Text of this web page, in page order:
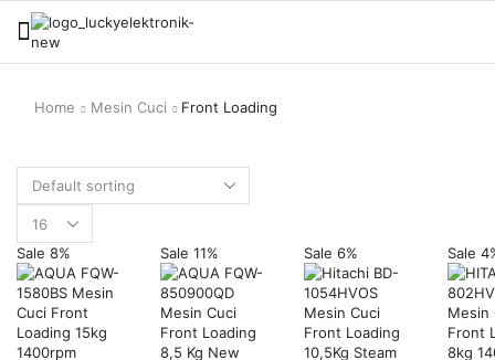
Home Mesin Cuci Front Loading
Sale 8% Sale 11% Sale 6% Sale